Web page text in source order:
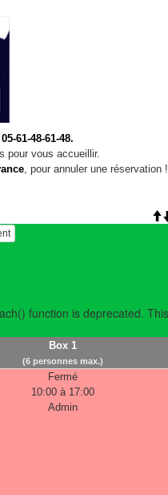
61-48-61-48.
pour vous accueillir.
, pour annuler une réservation !
function is deprecated.
Box 1
(6 personnes max.)
Fermé
10:00 à 17:00
Admin